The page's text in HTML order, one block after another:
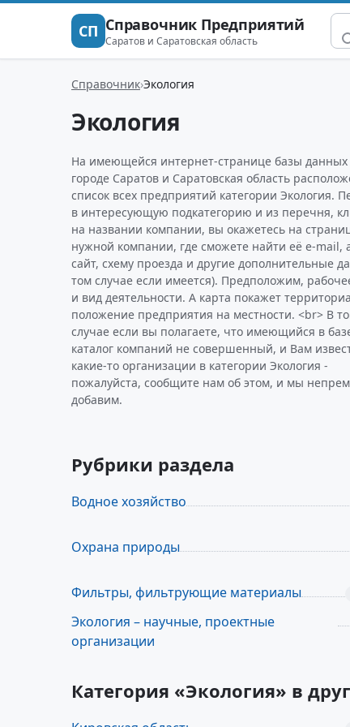
СП Справочник Предприятий
Саратов и Саратовская область
Справочник Экология
Экология
На имеющейся интернет-странице базы
городе Саратов и Саратовская область
список всех предприятий категории Экология.
в интересующую подкатегорию и из перечня,
на названии компании, вы окажетесь на
нужной компании, где сможете найти её e-mail,
сайт, схему проезда и другие дополнительные
том случае если имеется). Предположим,
и вид деятельности. А карта покажет
положение предприятия на местности. <br> В
случае если вы полагаете, что имеющийся в
каталог компаний не совершенный, и Вам
какие-то организации в категории Экология -
пожалуйста, сообщите нам об этом, и мы
добавим.
Рубрики раздела
Водное хозяйство
Охрана природы
Фильтры, фильтрующие материалы
Экология – научные, проектные
организации
Категория «Экология» в